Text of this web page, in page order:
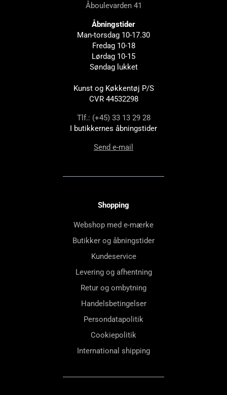
Åboulevarden 41
Åbningstider
Man-torsdag 10-17.30
Fredag 10-18
Lørdag 10-15
Søndag lukket
Kunst og Køkkentøj P/S
CVR 44532298
Tlf.: (+45) 33 13 29 28
I butikkernes åbningstider
Send e-mail
Shopping
Webshop med e-mærke
Butikker og åbningstider
Kundeservice
Levering og afhentning
Retur og ombytning
Handelsbetingelser
Persondatapolitik
Cookiepolitik
International shipping